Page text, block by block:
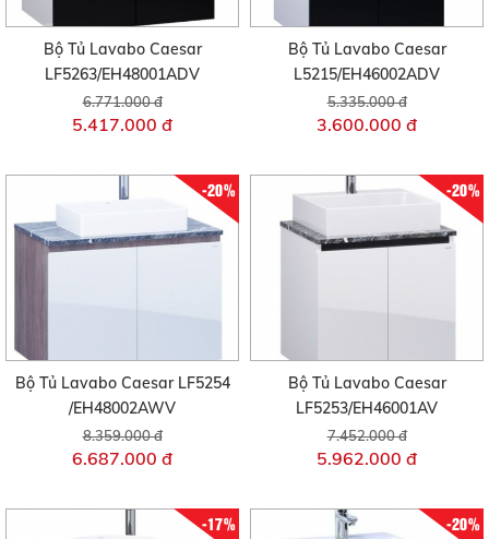
Bộ Tủ Lavabo Caesar
LF5263/EH48001ADV
6.771.000 đ
5.417.000 đ
Bộ Tủ Lavabo Caesar
L5215/EH46002ADV
5.335.000 đ
3.600.000 đ
-20%
Bộ Tủ Lavabo Caesar LF5254
/EH48002AWV
8.359.000 đ
6.687.000 đ
-20%
Bộ Tủ Lavabo Caesar
LF5253/EH46001AV
7.452.000 đ
5.962.000 đ
-17% -20%